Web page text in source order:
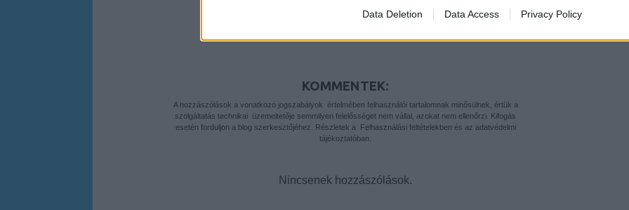
Data Deletion Data Access Privacy Policy
KOMMENTEK:
A hozzászólások a vonatkozó jogszabályok értelmében felhasználói tartalomnak minősülnek, értük a
szolgáltatás technikai üzemeltetője semmilyen felelősséget nem vállal, azokat nem ellenőrzi. Kifogás
esetén forduljon a blog szerkesztőjéhez. Részletek a
Felhasználási feltételekben és az adatvédelmi
tájékoztatóban
Nincsenek hozzászólások.